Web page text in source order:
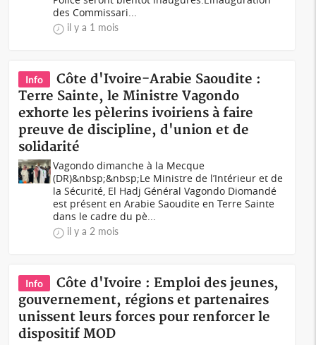
des Commissari...
il y a 1 mois
Info
Côte d'Ivoire-Arabie Saoudite :
Terre Sainte, le Ministre Vagondo
exhorte les pèlerins ivoiriens à faire
preuve de discipline, d'union et de
solidarité
Vagondo dimanche à la Mecque
(DR)&nbsp;&nbsp;Le Ministre de l’Intérieur et de
la Sécurité, El Hadj Général Vagondo Diomandé
est présent en Arabie Saoudite en Terre Sainte
dans le cadre du pè...
il y a 2 mois
Info
Côte d'Ivoire : Emploi des jeunes,
gouvernement, régions et partenaires
unissent leurs forces pour renforcer le
dispositif MOD